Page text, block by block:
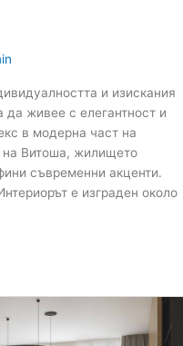
и изискания
живее с елегантност и
в модерна част на
на Витоша, жилището
съвременни акценти.
е изграден около